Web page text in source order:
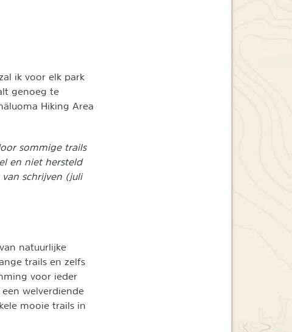
ik voor elk park
genoeg te
Hiking Area
sommige trails
en niet hersteld
schrijven (juli
natuurlijke
trails en zelfs
voor ieder
welverdiende
mooie trails in